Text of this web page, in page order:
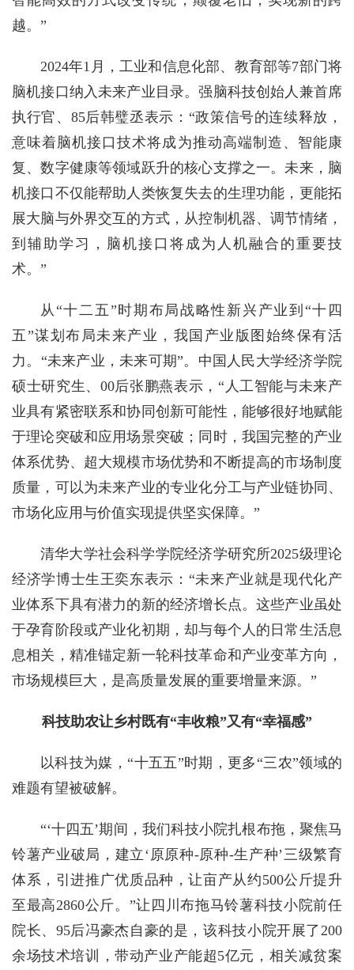
越。”
2024年1月，工业和信息化部、教育部等7部门将
脑机接口纳入未来产业目录。强脑科技创始人兼首席
执行官、85后韩璧丞表示：“政策信号的连续释放，
意味着脑机接口技术将成为推动高端制造、智能康
复、数字健康等领域跃升的核心支撑之一。未来，脑
机接口不仅能帮助人类恢复失去的生理功能，更能拓
展大脑与外界交互的方式，从控制机器、调节情绪，
到辅助学习，脑机接口将成为人机融合的重要技
术。”
从“十二五”时期布局战略性新兴产业到“十四
五”谋划布局未来产业，我国产业版图始终保有活
力。“未来产业，未来可期”。中国人民大学经济学院
硕士研究生、00后张鹏燕表示，“人工智能与未来产
业具有紧密联系和协同创新可能性，能够很好地赋能
于理论突破和应用场景突破；同时，我国完整的产业
体系优势、超大规模市场优势和不断提高的市场制度
质量，可以为未来产业的专业化分工与产业链协同、
市场化应用与价值实现提供坚实保障。”
清华大学社会科学学院经济学研究所2025级理论
经济学博士生王奕东表示：“未来产业就是现代化产
业体系下具有潜力的新的经济增长点。这些产业虽处
于孕育阶段或产业化初期，却与每个人的日常生活息
息相关，精准锚定新一轮科技革命和产业变革方向，
市场规模巨大，是高质量发展的重要增量来源。”
科技助农让乡村既有“丰收粮”又有“幸福感”
以科技为媒，“十五五”时期，更多“三农”领域的
难题有望被破解。
“‘十四五’期间，我们科技小院扎根布拖，聚焦马
铃薯产业破局，建立‘原原种-原种-生产种’三级繁育
体系，引进推广优质品种，让亩产从约500公斤提升
至最高2860公斤。”让四川布拖马铃薯科技小院前任
院长、95后冯豪杰自豪的是，该科技小院开展了200
余场技术培训，带动产业产能超5亿元，相关减贫案